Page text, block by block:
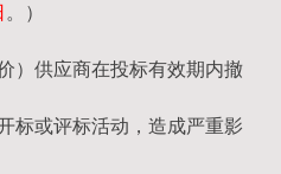
。）
）供应商在投标有效期内撤
标或评标活动，造成严重影